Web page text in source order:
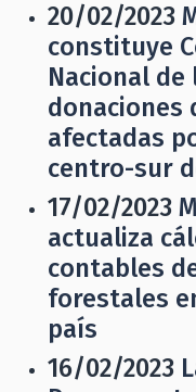
20/02/2023
constituye
Nacional de
donaciones
afectadas
centro-sur
17/02/2023
actualiza
contables
forestales
país
16/02/2023